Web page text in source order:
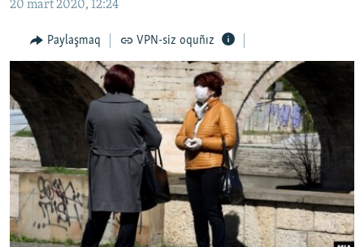
MEDENİYET
İNSAN AQLARI
VİDEO
SÜRET
BLOGLAR
FİKİR
Русский
Українською
20 mart 2020, 12:24
Paylaşmaq VPN-siz oquñız